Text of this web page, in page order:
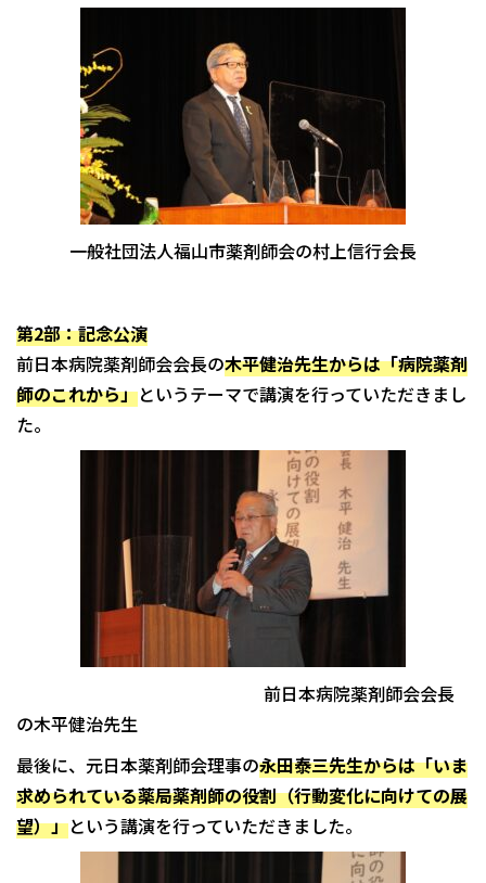
一般社団法人福山市薬剤師会の村上信行会長
第2部：記念公演
前日本病院薬剤師会会長の木平健治先生からは「病院薬剤
師のこれから」というテーマで講演を行っていただきまし
た。
前日本病院薬剤師会会長
の木平健治先生
最後に、元日本薬剤師会理事の永田泰三先生からは「いま
求められている薬局薬剤師の役割（行動変化に向けての展
望）」という講演を行っていただきました。